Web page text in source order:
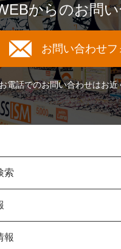
からのお問
お問い合わせフ
電話でのお問い合わせはお近
索
報